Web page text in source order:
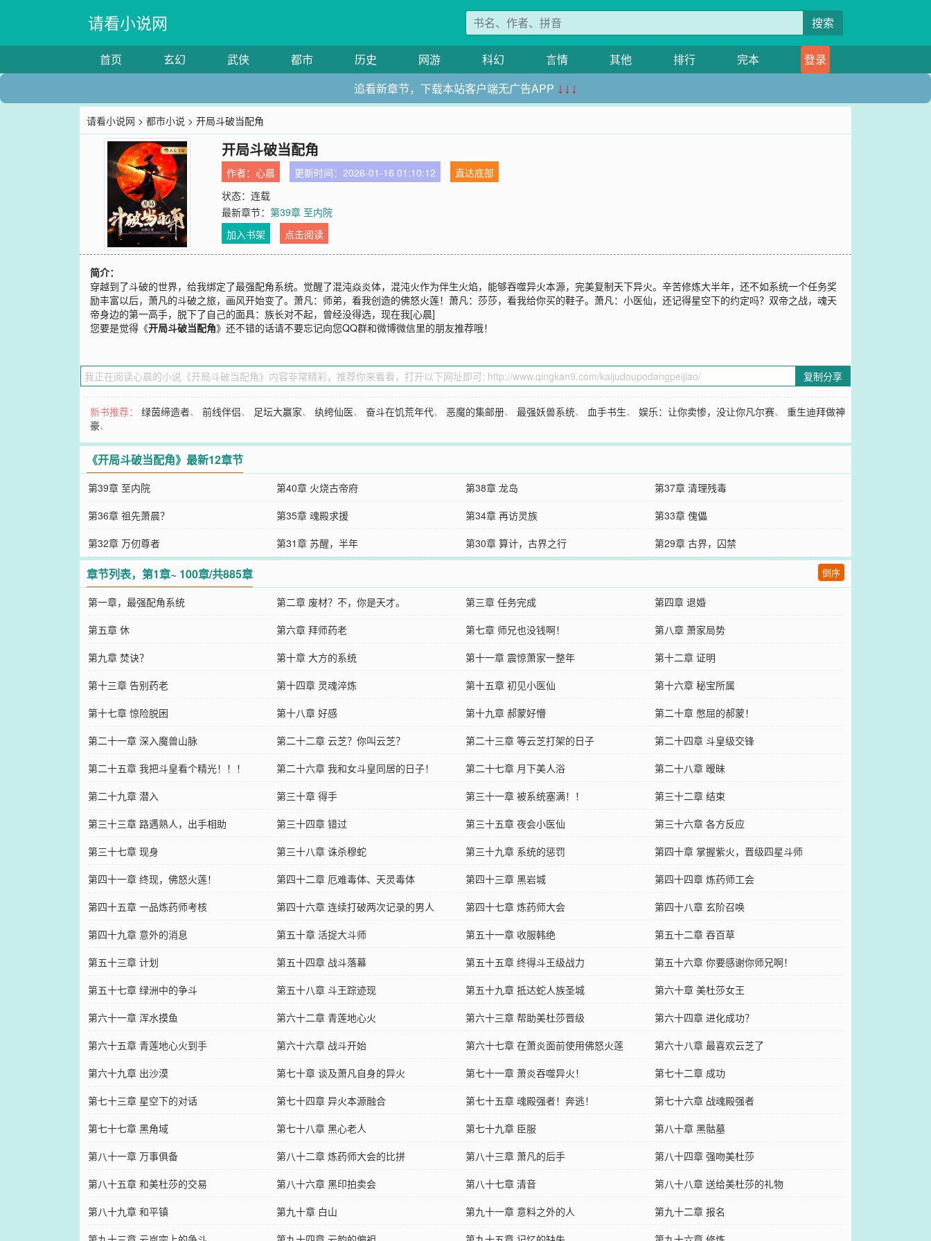
请看小说网 搜索
首页 玄幻 武侠 都市 历史 网游 科幻 言情 其他 排行 完本
登录
追看新章节，下载本站客户端无广告APP ↓↓↓
请看小说网 >都市小说 > 开局斗破当配角
开局斗破当配角
作者：心晨 更新时间：2026-01-16 01:10:12
直达底部
状态：连载
最新章节：第39章 至内院
加入书架
点击阅读
简介：
穿越到了斗破的世界，给我绑定了最强配角系统。觉醒了混沌焱炎体，混沌火作为伴生火焰，能够吞噬异火本源，完美复制天下异火。辛苦修炼大半年，还不如系统一个任务奖
励丰富以后，萧凡的斗破之旅，画风开始变了。萧凡：师弟，看我创造的佛怒火莲！萧凡：莎莎，看我给你买的鞋子。萧凡：小医仙，还记得星空下的约定吗？双帝之战，魂天
帝身边的第一高手，脱下了自己的面具：族长对不起，曾经没得选，现在我[心晨]
您要是觉得《开局斗破当配角》还不错的话请不要忘记向您QQ群和微博微信里的朋友推荐哦！
复制分享
新书推荐：绿茵缔造者、前线伴侣、 足坛大赢家、纨绔仙医、奋斗在饥荒年代、恶魔的集邮册、最强妖兽系统、 血手书生、娱乐：让你卖惨，没让你凡尔赛、重生迪拜做神
豪、
《开局斗破当配角》最新12章节
第39章 至内院 第40章 火烧古帝府 第38章 龙岛
第37章 清理残毒
第36章 祖先萧晨？
第35章 魂殿求援 第34章 再访灵族
第33章 傀儡
第32章 万仞尊者
第31章 苏醒，半年 第30章 算计，古界之行 第29章 古界，囚禁
章节列表，第1章~ 100章/共885章 倒序
第一章，最强配角系统 第二章 废材？不，你是天才。 第三章 任务完成
第四章 退婚
第五章 休
第六章 拜师药老 第七章 师兄也没钱啊！
第八章 萧家局势
第九章 焚诀？
第十章 大方的系统 第十一章 震惊萧家一整年
第十二章 证明
第十三章 告别药老
第十四章 灵魂淬炼 第十五章 初见小医仙
第十六章 秘宝所属
第十七章 惊险脱困
第十八章 好感 第十九章 郝蒙好懵
第二十章 憋屈的郝蒙！
第二十一章 深入魔兽山脉
第二十二章 云芝？你叫云芝？ 第二十三章 等云芝打架的日子
第二十四章 斗皇级交锋
第二十五章 我把斗皇看个精光！！！
第二十六章 我和女斗皇同居的日子！ 第二十七章 月下美人浴
第二十八章 暧昧
第二十九章 潜入
第三十章 得手 第三十一章 被系统塞满！！
第三十二章 结束
第三十三章 路遇熟人，出手相助
第三十四章 错过 第三十五章 夜会小医仙
第三十六章 各方反应
第三十七章 现身
第三十八章 诛杀穆蛇 第三十九章 系统的惩罚
第四十章 掌握紫火，晋级四星斗师
第四十一章 终现，佛怒火莲！
第四十二章 厄难毒体、天灵毒体 第四十三章 黑岩城
第四十四章 炼药师工会
第四十五章 一品炼药师考核
第四十六章 连续打破两次记录的男人 第四十七章 炼药师大会
第四十八章 玄阶召唤
第四十九章 意外的消息
第五十章 活捉大斗师 第五十一章 收服韩绝
第五十二章 吞百草
第五十三章 计划
第五十四章 战斗落幕 第五十五章 终得斗王级战力
第五十六章 你要感谢你师兄啊！
第五十七章 绿洲中的争斗
第五十八章 斗王踪迹现 第五十九章 抵达蛇人族圣城
第六十章 美杜莎女王
第六十一章 浑水摸鱼
第六十二章 青莲地心火 第六十三章 帮助美杜莎晋级
第六十四章 进化成功？
第六十五章 青莲地心火到手
第六十六章 战斗开始 第六十七章 在萧炎面前使用佛怒火莲
第六十八章 最喜欢云芝了
第六十九章 出沙漠
第七十章 谈及萧凡自身的异火 第七十一章 萧炎吞噬异火！
第七十二章 成功
第七十三章 星空下的对话
第七十四章 异火本源融合 第七十五章 魂殿强者！奔逃！
第七十六章 战魂殿强者
第七十七章 黑角域
第七十八章 黑心老人 第七十九章 臣服
第八十章 黑骷墓
第八十一章 万事俱备
第八十二章 炼药师大会的比拼 第八十三章 萧凡的后手
第八十四章 强吻美杜莎
第八十五章 和美杜莎的交易
第八十六章 黑印拍卖会 第八十七章 清音
第八十八章 送给美杜莎的礼物
第八十九章 和平镇
第九十章 白山 第九十一章 意料之外的人
第九十二章 报名